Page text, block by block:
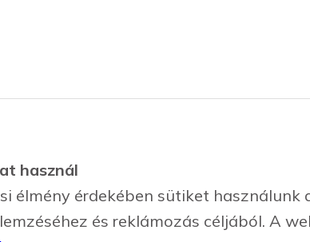
használ
élmény érdekében sütiket
és reklámozás céljából. A
Rólunk
Szolgáltatásaink